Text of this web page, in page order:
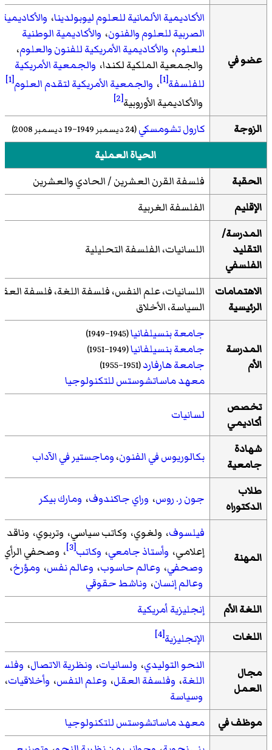
عضو في
الأكاديمية الألمانية للعلوم ليوبولدينا، والأكاديمية
الصربية للعلوم والفنون، والأكاديمية الوطنية
للعلوم، والأكاديمية الأمريكية للفنون والعلوم،
والجمعية الملكية لكندا، والجمعية الأمريكية
للفلسفة[1] ، والجمعية الأمريكية لتقدم العلوم[1]
والأكاديمية الأوروبية[2]
الزوجة كارول تشومسكي(24 ديسمبر 1949–19 ديسمبر 2008)
الحياة العملية
الحقبة
فلسفة القرن العشرين / الحادي والعشرين
الإقليم
الفلسفة الغربية
المدرسة/
التقليد
الفلسفي
اللسانيات، الفلسفة التحليلية
الاهتمامات
الرئيسية
اللسانيات، علم النفس، فلسفة اللغة، فلسفة
السياسة، الأخلاق
المدرسة
الأم
جامعة بنسيلفانيا(1945–1949)
جامعة بنسيلفانيا(1949–1951)
جامعة هارفارد(1951–1955)
معهد ماساتشوستس للتكنولوجيا
تخصص
أكاديمي
لسانيات
شهادة
جامعية
بكالوريوس في الفنون،وماجستير في الآداب
طلاب
الدكتوراه
جون ر. روس، وراي جاكندوف، ومارك بيكر
المهنة
فيلسوف، ولغوي، وكاتب سياسي، وتربوي، وناقد
إعلامي، وأستاذ جامعي، وكاتب[3]
، وصحفي الرأي،
وصحفي، وعالم حاسوب، وعالم نفس، ومؤرخ،
وعالم إنسان، وناشط حقوقي
اللغة الأم
إنجليزية أمريكية
اللغات
الإنجليزية[4]
مجال
العمل
النحو التوليدي، ولسانيات، ونظرية الاتصال،
اللغة، وفلسفة العقل، وعلم النفس، وأخلاقيات،
وسياسة
موظف في
معهد ماساتشوستس للتكنولوجيا